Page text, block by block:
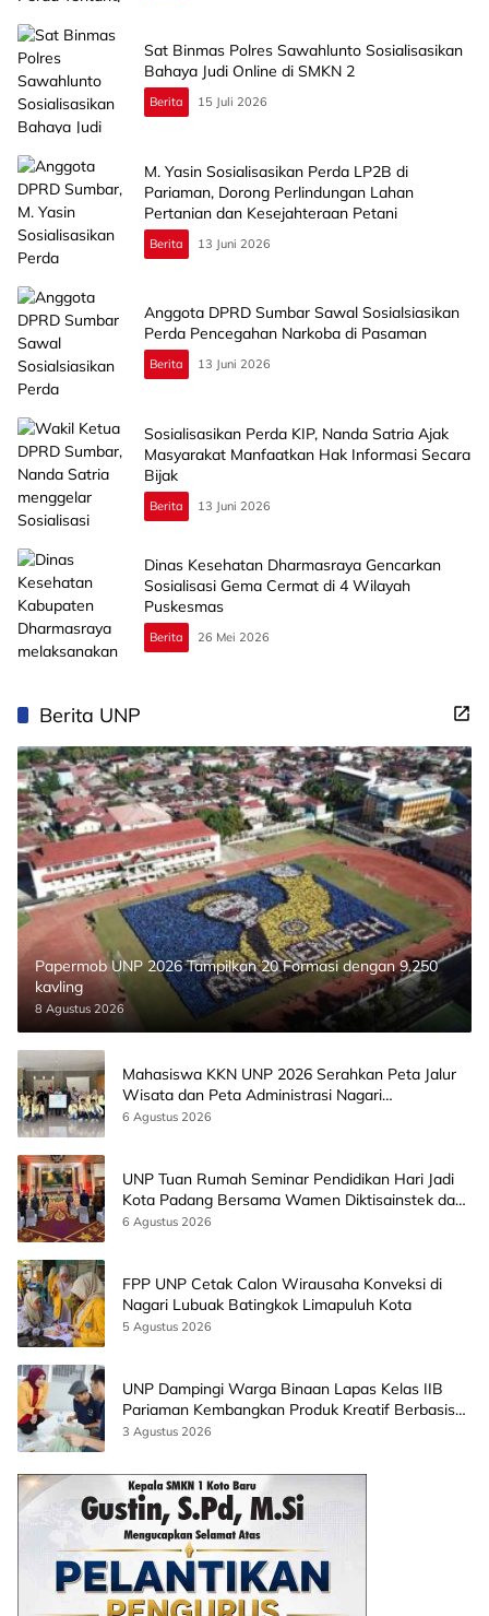
Sat Binmas Polres Sawahlunto Sosialisasikan
Bahaya Judi Online di SMKN 2
Berita 15 Juli 2026
M. Yasin Sosialisasikan Perda LP2B di
Pariaman, Dorong Perlindungan Lahan
Pertanian dan Kesejahteraan Petani
Berita 13 Juni 2026
Anggota DPRD Sumbar Sawal Sosialsiasikan
Perda Pencegahan Narkoba di Pasaman
Berita 13 Juni 2026
Sosialisasikan Perda KIP, Nanda Satria Ajak
Masyarakat Manfaatkan Hak Informasi Secara
Bijak
Berita 13 Juni 2026
Dinas Kesehatan Dharmasraya Gencarkan
Sosialisasi Gema Cermat di 4 Wilayah
Puskesmas
Berita 26 Mei 2026
Berita UNP
Papermob UNP 2026 Tampilkan 20 Formasi dengan 9.250
kavling
8 Agustus 2026
Mahasiswa KKN UNP 2026 Serahkan Peta Jalur
Wisata dan Peta Administrasi Nagari
Paninggahan
6 Agustus 2026
UNP Tuan Rumah Seminar Pendidikan Hari Jadi
Kota Padang Bersama Wamen Diktisainstek dan
CEO EMGS Malaysia
6 Agustus 2026
FPP UNP Cetak Calon Wirausaha Konveksi di
Nagari Lubuak Batingkok Limapuluh Kota
5 Agustus 2026
UNP Dampingi Warga Binaan Lapas Kelas IIB
Pariaman Kembangkan Produk Kreatif Berbasis
AI
3 Agustus 2026